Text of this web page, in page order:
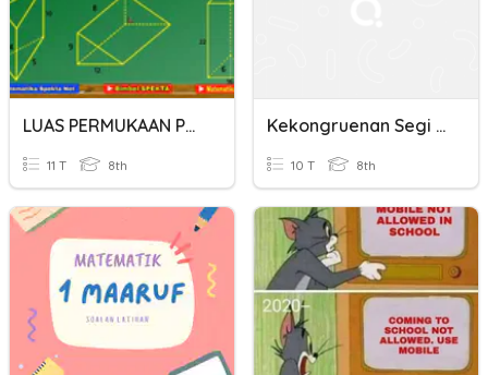
LUAS PERMUKAAN PRISMA
11 T 8th
Kekongruenan Segi Empat
10 T 8th